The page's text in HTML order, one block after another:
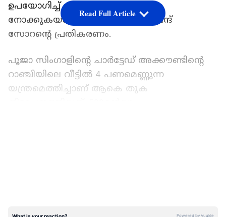
ഉപയോഗിച്ച് പേടിപ്പെടുത്താൻ
നോക്കുകയാണെന്നായിരുന്നു ഹേമന്ദ്
സോറന്‍റെ പ്രതികരണം.
പൂജാ സിംഗാളിന്‍റെ ചാർട്ടേഡ് അക്കൗണ്ടിന്‍റെ
റാഞ്ചിയിലെ വീട്ടിൽ 4 പണമെണ്ണുന്ന
യന്ത്രമെത്തിച്ചാണ് ആകെ തുക
കുന്തീ ജില്ലയിലെ ഒരു ജൂനിയർ എഞ്ചിനീയറെ
Read Full Article